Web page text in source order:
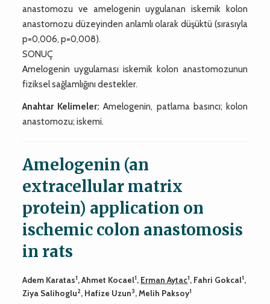
anastomozu ve amelogenin uygulanan iskemik kolon
anastomozu düzeyinden anlamlı olarak düşüktü (sırasıyla
p=0,006, p=0,008).
SONUÇ
Amelogenin uygulaması iskemik kolon anastomozunun
fiziksel sağlamlığını destekler.
Anahtar Kelimeler: Amelogenin, patlama basıncı; kolon
anastomozu; iskemi.
Amelogenin (an
extracellular matrix
protein) application on
ischemic colon anastomosis
in rats
Adem Karatas1, Ahmet Kocael1, Erman Aytac1, Fahri Gokcal1,
Ziya Salihoglu2, Hafize Uzun3, Melih Paksoy1